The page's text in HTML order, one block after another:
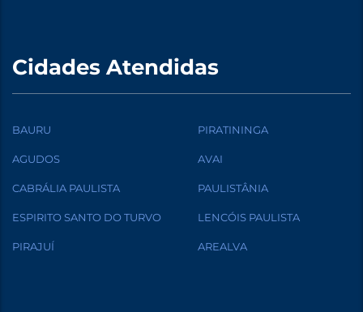
Cidades Atendidas
BAURU PIRATININGA
AGUDOS AVAI
CABRÁLIA PAULISTA PAULISTÂNIA
ESPIRITO SANTO DO TURVO LENCÓIS PAULISTA
PIRAJUÍ AREALVA